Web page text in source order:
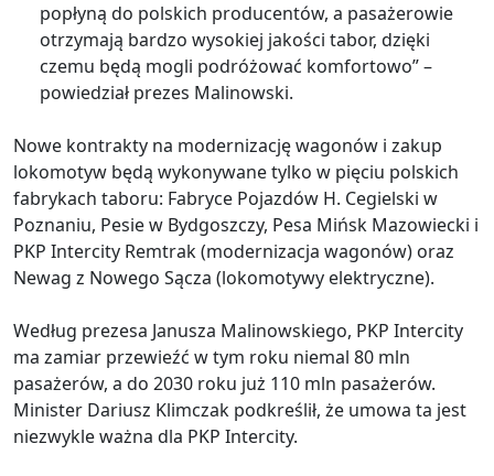
popłyną do polskich producentów, a pasażerowie
otrzymają bardzo wysokiej jakości tabor, dzięki
czemu będą mogli podróżować komfortowo” –
powiedział prezes Malinowski.
Nowe kontrakty na modernizację wagonów i zakup
lokomotyw będą wykonywane tylko w pięciu polskich
fabrykach taboru: Fabryce Pojazdów H. Cegielski w
Poznaniu, Pesie w Bydgoszczy, Pesa Mińsk Mazowiecki i
PKP Intercity Remtrak (modernizacja wagonów) oraz
Newag z Nowego Sącza (lokomotywy elektryczne).
Według prezesa Janusza Malinowskiego, PKP Intercity
ma zamiar przewieźć w tym roku niemal 80 mln
pasażerów, a do 2030 roku już 110 mln pasażerów.
Minister Dariusz Klimczak podkreślił, że umowa ta jest
niezwykle ważna dla PKP Intercity.